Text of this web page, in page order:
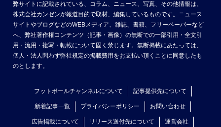
弊サイトに記載されている、コラム、ニュース、写真、その他情報は、
株式会社カンゼンが報道目的で取材、編集しているものです。ニュース
サイトやブログなどのWEBメディア、雑誌、書籍、フリーペーパーなど
へ、弊社著作権コンテンツ（記事・画像）の無断での一部引用・全文引
用・流用・複写・転載について固く禁じます。無断掲載にあたっては、
個人・法人問わず弊社規定の掲載費用をお支払い頂くことに同意したも
のとします。
フットボールチャンネルについて 記事提供先について
新着記事一覧 プライバシーポリシー お問い合わせ
広告掲載について リリース送付先について 運営会社